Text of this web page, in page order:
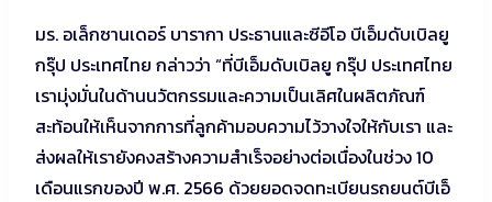
มร. อเล็กซานเดอร์ บารากา ประธานและซีอีโอ บีเอ็มดับเบิลยู
กรุ๊ป ประเทศไทย กล่าวว่า “ที่บีเอ็มดับเบิลยู กรุ๊ป ประเทศไทย
เรามุ่งมั่นในด้านนวัตกรรมและความเป็นเลิศในผลิตภัณฑ์
สะท้อนให้เห็นจากการที่ลูกค้ามอบความไว้วางใจให้กับเรา และ
ส่งผลให้เรายังคงสร้างความสำเร็จอย่างต่อเนื่องในช่วง 10
เดือนแรกของปี พ.ศ. 2566 ด้วยยอดจดทะเบียนรถยนต์บีเอ็